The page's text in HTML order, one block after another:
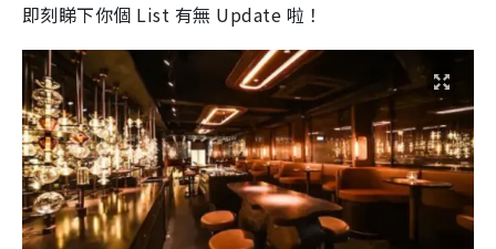
即刻睇下你個 List 有無 Update 啦！